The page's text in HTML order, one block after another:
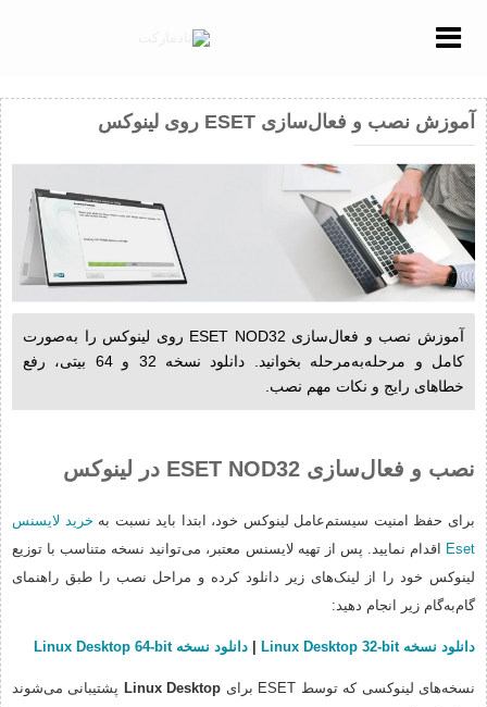
Menu
آموزش نصب و فعال‌سازی ESET روی لینوکس
آموزش نصب و فعال‌سازی ESET NOD32 روی لینوکس را به‌صورت
کامل و مرحله‌به‌مرحله بخوانید. دانلود نسخه 32 و 64 بیتی، رفع
خطاهای رایج و نکات مهم نصب.
نصب و فعال‌سازی ESET NOD32 در لینوکس
برای حفظ امنیت سیستم‌عامل لینوکس خود، ابتدا باید نسبت به خرید لایسنس
Eset
اقدام نمایید. پس از تهیه لایسنس معتبر، می‌توانید نسخه متناسب با توزیع
لینوکس خود را از لینک‌های زیر دانلود کرده و مراحل نصب را طبق راهنمای
گام‌به‌گام زیر انجام دهید:
دانلود نسخه Linux Desktop 32-bit دانلود نسخه Linux Desktop 64-bit
نسخه‌های لینوکسی که توسط ESET برای Linux Desktop پشتیبانی می‌شوند